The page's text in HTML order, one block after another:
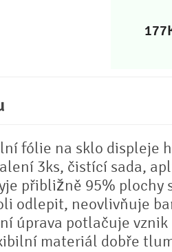
177
fólie na sklo displeje
3ks, čistící sada,
přibližně 95% plochy
odlepit, neovlivňuje
úprava potlačuje
materiál dobře